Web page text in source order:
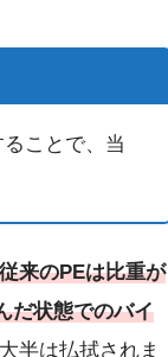
ことで、当
来のPEは比重が
だ状態でのバイ
半は払拭されま